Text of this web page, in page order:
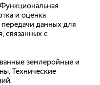
и
в двух
2026 года
судебных
от
и оценка
данных для
связанных с
землеройные и
Технические